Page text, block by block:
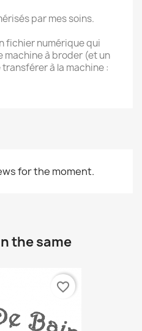
par mes soins.
fichier numérique qui
machine à broder (et un
à la machine :
for the moment.
the same
favorite_border